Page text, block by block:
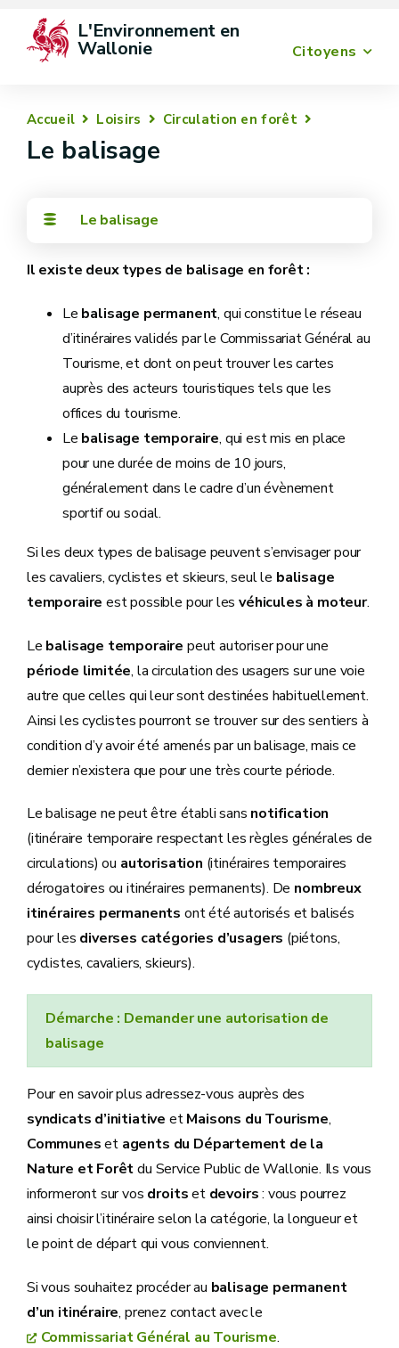
Citoyens
L'Environnement en
Wallonie
Accueil Loisirs Circulation en forêt
Le balisage
Le balisage
Il existe deux types de balisage en forêt :
Le balisage permanent, qui constitue le réseau
d’itinéraires validés par le Commissariat Général au
Tourisme, et dont on peut trouver les cartes
auprès des acteurs touristiques tels que les
offices du tourisme.
Le balisage temporaire, qui est mis en place
pour une durée de moins de 10 jours,
généralement dans le cadre d’un évènement
sportif ou social.
Si les deux types de balisage peuvent s’envisager pour
les cavaliers, cyclistes et skieurs, seul le balisage
temporaire est possible pour lesvéhicules à moteur.
Le balisage temporaire peut autoriser pour une
période limitée, la circulation des usagers sur une voie
autre que celles qui leur sont destinées habituellement.
Ainsi les cyclistes pourront se trouver sur des sentiers à
condition d’y avoir été amenés par un balisage, mais ce
dernier n’existera que pour une très courte période.
Le balisage ne peut être établi sans notification
(itinéraire temporaire respectant les règles générales de
circulations) ou autorisation (itinéraires temporaires
dérogatoires ou itinéraires permanents). De nombreux
itinéraires permanents ont été autorisés et balisés
pour les diverses catégories d’usagers (piétons,
cyclistes, cavaliers, skieurs).
Démarche : Demander une autorisation de
balisage
Pour en savoir plus adressez-vous auprès des
syndicats d’initiative etMaisons du Tourisme,
Communeset agents du Département de la
Nature et Forêtdu Service Public de Wallonie. Ils vous
informeront sur vos droitset devoirs: vous pourrez
ainsi choisir l’itinéraire selon la catégorie, la longueur et
le point de départ qui vous conviennent.
Si vous souhaitez procéder au balisage permanent
d’un itinéraire, prenez contact avec le
Commissariat Général au Tourisme.